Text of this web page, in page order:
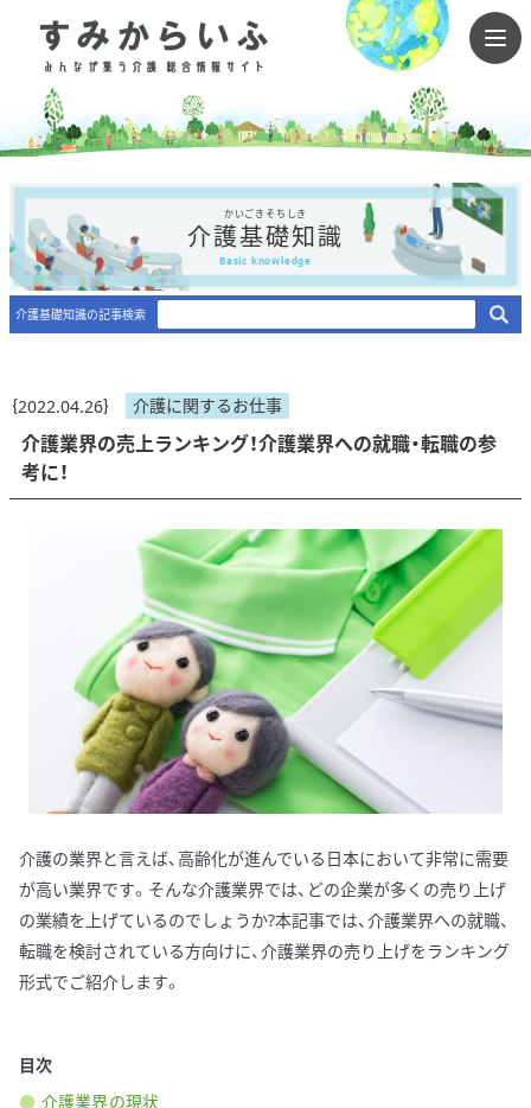
かいごきそちしき
介護基礎知識
Basic knowledge
介護基礎知識の記事検索
｛2022.04.26｝ 介護に関するお仕事
介護業界の売上ランキング！介護業界への就職・転職の参
考に！
介護の業界と言えば、高齢化が進んでいる日本において非常に需要
が高い業界です。そんな介護業界では、どの企業が多くの売り上げ
の業績を上げているのでしょうか?本記事では、介護業界への就職、
転職を検討されている方向けに、介護業界の売り上げをランキング
形式でご紹介します。
目次
介護業界の現状